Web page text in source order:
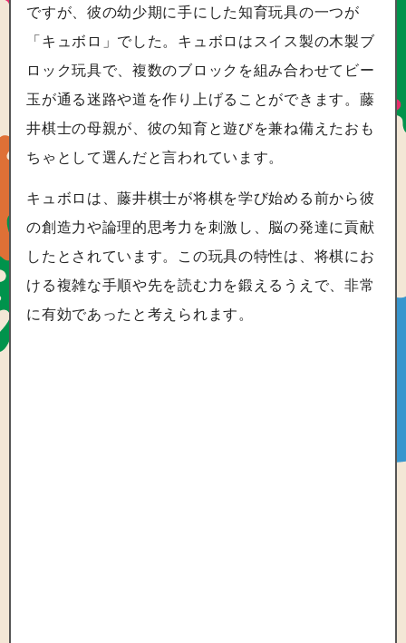
ですが、彼の幼少期に手にした知育玩具の一つが
「キュボロ」でした。キュボロはスイス製の木製ブ
ロック玩具で、複数のブロックを組み合わせてビー
玉が通る迷路や道を作り上げることができます。藤
井棋士の母親が、彼の知育と遊びを兼ね備えたおも
ちゃとして選んだと言われています。
キュボロは、藤井棋士が将棋を学び始める前から彼
の創造力や論理的思考力を刺激し、脳の発達に貢献
したとされています。この玩具の特性は、将棋にお
ける複雑な手順や先を読む力を鍛えるうえで、非常
に有効であったと考えられます。